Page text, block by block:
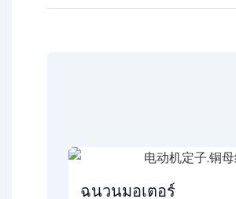
ฉนวนมอเตอร์